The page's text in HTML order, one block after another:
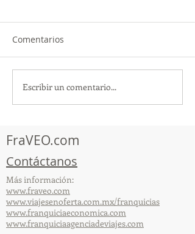
TourTravelynByFraveo
participó en la
Comentarios
Escribir un comentario...
FraVEO.com
Contáctanos
Más información:
www.fraveo.com
www.viajesenoferta.com.mx/franquicias
www.franquiciaeconomica.com
www.franquiciaagenciadeviajes.com